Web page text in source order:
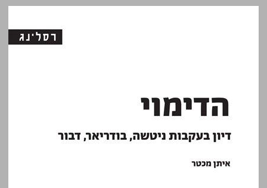
הדימוי: דיון בעקבות ניטשה, בודריאר, דבור ... 0